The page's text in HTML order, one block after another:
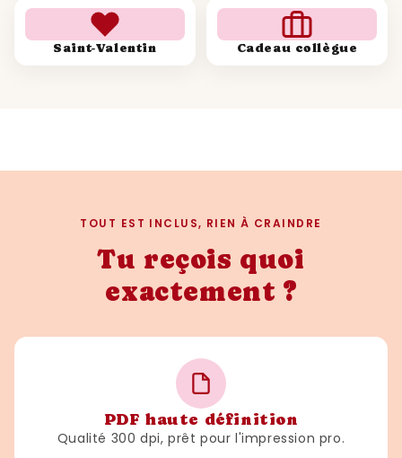
Saint-Valentin Cadeau collègue
TOUT EST INCLUS, RIEN À CRAINDRE
Tu reçois quoi
exactement ?
PDF haute définition
Qualité 300 dpi, prêt pour l'impression pro.